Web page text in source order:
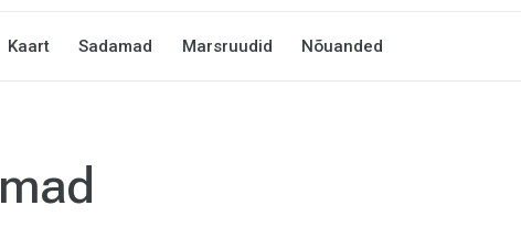
Kaart Sadamad Marsruudid Nõuanded